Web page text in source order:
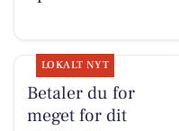
LOKALT NYT
Betaler du for
meget for dit